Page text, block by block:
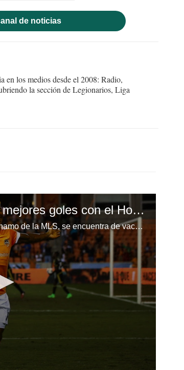
de noticias
en los medios desde el 2008: Radio,
la sección de Legionarios, Liga
Romell Quioto y uno de sus mejores goles con el Houston Dynamo
Romell Quioto, delantero del Houston Dynamo de la MLS, se encuentra de vacaciones en Honduras y aseguró tiene contrato con el equipo, pero no cierra las puertas a las ofertas que le puedan salir.